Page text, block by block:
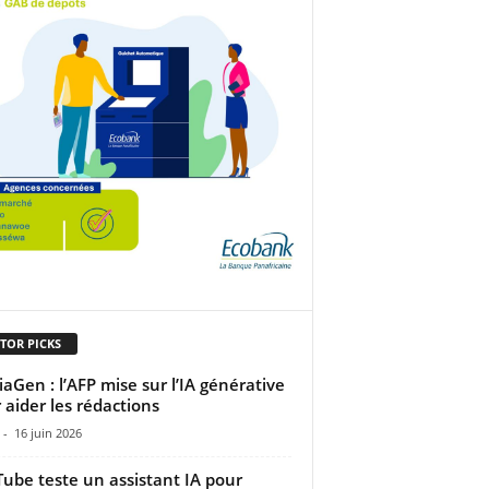
PICKS
: l’AFP mise sur l’IA générative
les rédactions
- 16 juin 2026
teste un assistant IA pour